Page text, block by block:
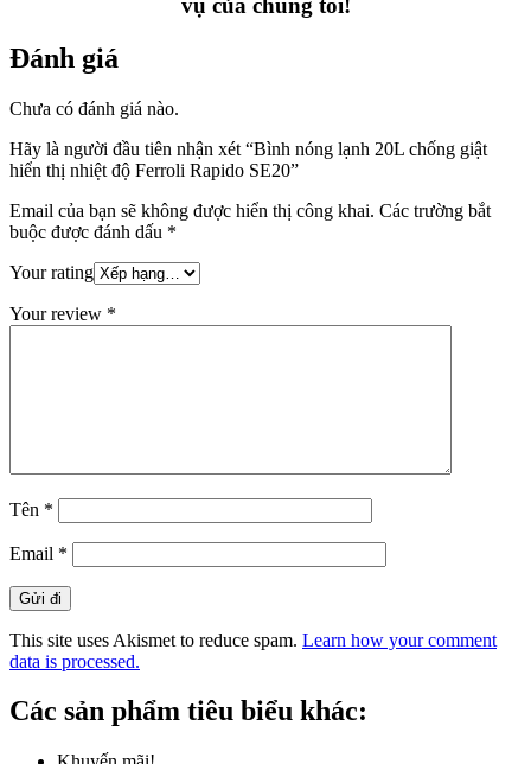
vụ của chúng tôi!
Đánh giá
Chưa có đánh giá nào.
Hãy là người đầu tiên nhận xét “Bình nóng lạnh 20L chống giật
hiển thị nhiệt độ Ferroli Rapido SE20”
Email của bạn sẽ không được hiển thị công khai. Các trường bắt
buộc được đánh dấu *
Your rating
Your review *
Tên *
Email *
This site uses Akismet to reduce spam. Learn how your comment
data is processed.
Các sản phẩm tiêu biểu khác: